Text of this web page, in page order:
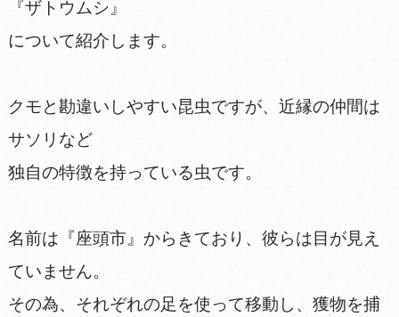
『ザトウムシ』
について紹介します。
クモと勘違いしやすい昆虫ですが、近縁の仲間は
サソリなど
独自の特徴を持っている虫です。
名前は『座頭市』からきており、彼らは目が見え
ていません。
その為、それぞれの足を使って移動し、獲物を捕